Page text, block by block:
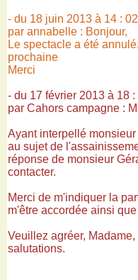
- du 18 juin 2013 à 14 : 02
par annabelle : Bonjour,
Le spectacle a été
prochaine
Merci
- du 17 février 2013 à 18 :
par Cahors campagne :
Ayant interpellé
au sujet de
réponse de monsieur
contacter.
Merci de m'indiquer la
m'être accordée ainsi
Veuillez agréer,
salutations.